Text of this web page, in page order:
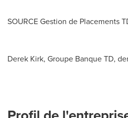
SOURCE Gestion de Placements
Derek Kirk, Groupe Banque TD,